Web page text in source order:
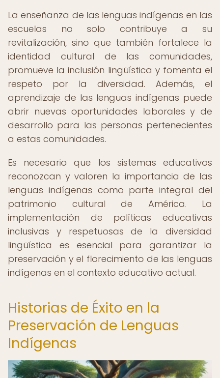
La enseñanza de las lenguas indígenas en las
escuelas no solo contribuye a su
revitalización, sino que también fortalece la
identidad cultural de las comunidades,
promueve la inclusión lingüística y fomenta el
respeto por la diversidad. Además, el
aprendizaje de las lenguas indígenas puede
abrir nuevas oportunidades laborales y de
desarrollo para las personas pertenecientes
a estas comunidades.
Es necesario que los sistemas educativos
reconozcan y valoren la importancia de las
lenguas indígenas como parte integral del
patrimonio cultural de América. La
implementación de políticas educativas
inclusivas y respetuosas de la diversidad
lingüística es esencial para garantizar la
preservación y el florecimiento de las lenguas
indígenas en el contexto educativo actual.
Historias de Éxito en la
Preservación de Lenguas
Indígenas